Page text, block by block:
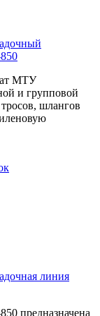
МТУ
и групповой
шлангов
линия
предназначена